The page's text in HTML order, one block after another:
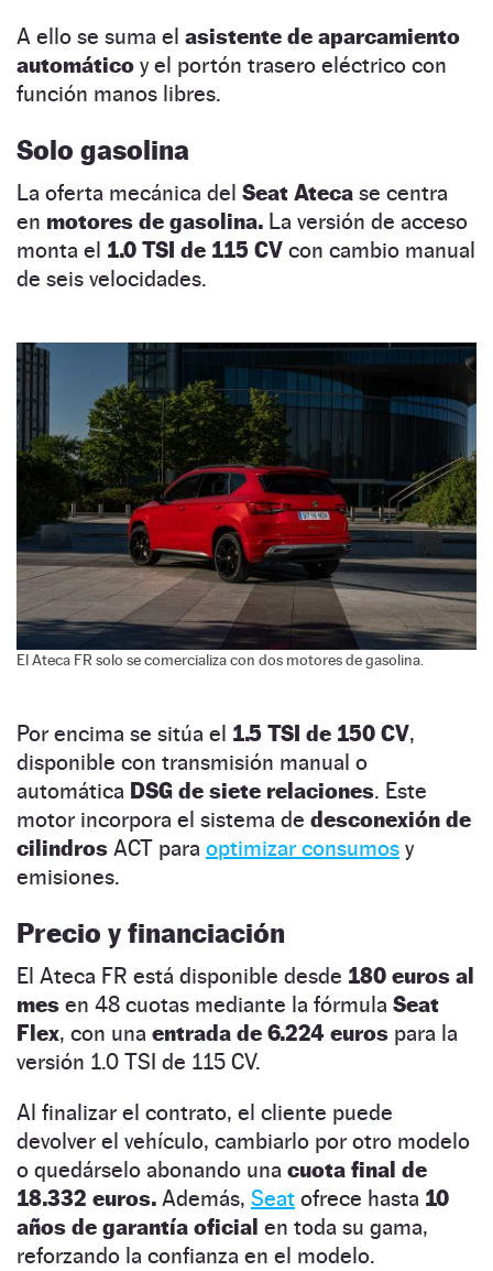
A ello se suma el asistente de aparcamiento
automático y el portón trasero eléctrico con
función manos libres.
Solo gasolina
La oferta mecánica del Seat Ateca se centra
en motores de gasolina. La versión de acceso
monta el 1.0 TSI de 115 CV con cambio manual
de seis velocidades.
El Ateca FR solo se comercializa con dos motores de gasolina.
Por encima se sitúa el 1.5 TSI de 150 CV,
disponible con transmisión manual o
automática DSG de siete relaciones. Este
motor incorpora el sistema de desconexión de
cilindros ACT para optimizar consumos y
emisiones.
Precio y financiación
El Ateca FR está disponible desde 180 euros al
mes en 48 cuotas mediante la fórmula Seat
Flex, con una entrada de 6.224 euros para la
versión 1.0 TSI de 115 CV.
Al finalizar el contrato, el cliente puede
devolver el vehículo, cambiarlo por otro modelo
o quedárselo abonando una cuota final de
18.332 euros. Además, Seat ofrece hasta 10
años de garantía oficial en toda su gama,
reforzando la confianza en el modelo.